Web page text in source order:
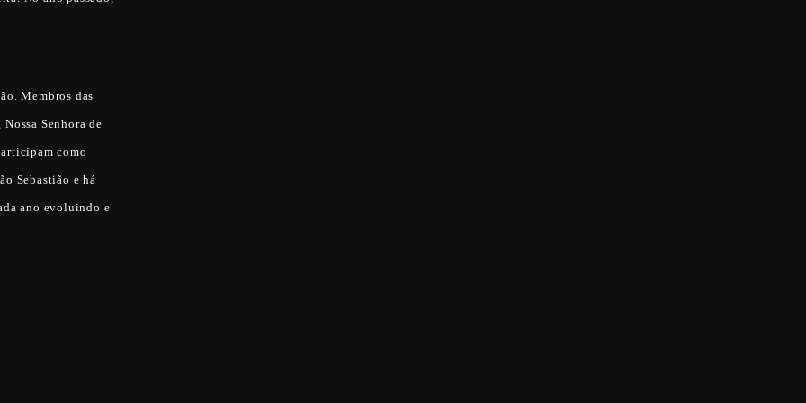
Membros das
Senhora de
como
Sebastião e há
ano evoluindo e